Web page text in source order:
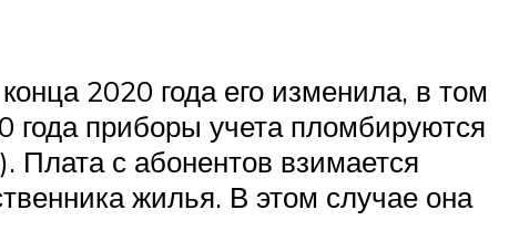
2020 года его изменила, в том
года приборы учета пломбируются
с абонентов взимается
жилья. В этом случае она